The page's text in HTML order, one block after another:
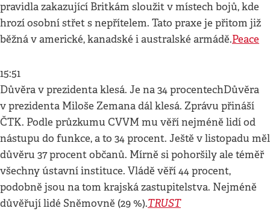
pravidla zakazující Britkám sloužit v místech bojů, kde
hrozí osobní střet s nepřítelem. Tato praxe je přitom již
běžná v americké, kanadské i australské armádě.Peace
15:51
Důvěra v prezidenta klesá. Je na 34 procentechDůvěra
v prezidenta Miloše Zemana dál klesá. Zprávu přináší
ČTK. Podle průzkumu CVVM mu věří nejméně lidí od
nástupu do funkce, a to 34 procent. Ještě v listopadu měl
důvěru 37 procent občanů. Mírně si pohoršily ale téměř
všechny ústavní instituce. Vládě věří 44 procent,
podobně jsou na tom krajská zastupitelstva. Nejméně
důvěřují lidé Sněmovně (29 %).TRUST